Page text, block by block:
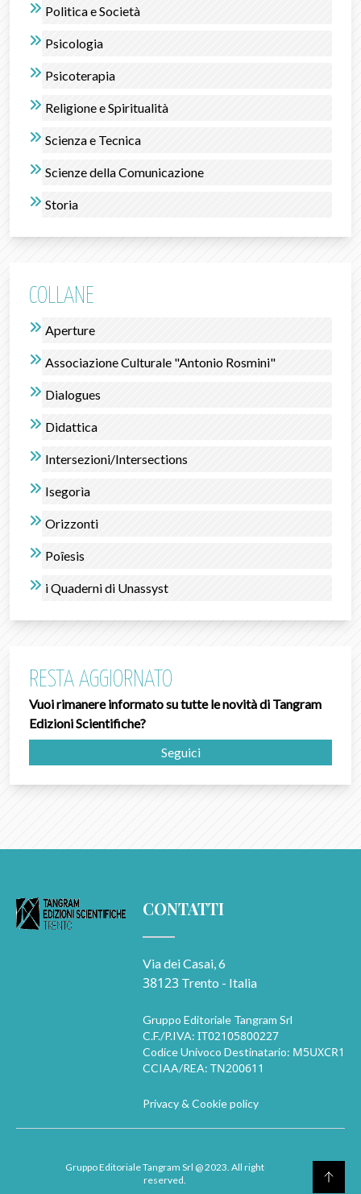
Politica e Società
Psicologia
Psicoterapia
Religione e Spiritualità
Scienza e Tecnica
Scienze della Comunicazione
Storia
COLLANE
Aperture
Associazione Culturale "Antonio Rosmini"
Dialogues
Didattica
Intersezioni/Intersections
Isegorìa
Orizzonti
Poîesis
i Quaderni di Unassyst
RESTA AGGIORNATO
Vuoi rimanere informato su tutte le novità di Tangram
Edizioni Scientifiche?
Seguici
CONTATTI
Via dei Casai, 6
38123 Trento - Italia
Gruppo Editoriale Tangram Srl
C.F./P.IVA: IT02105800227
Codice Univoco Destinatario: M5UXCR1
CCIAA/REA: TN200611
Privacy & Cookie policy
Gruppo Editoriale Tangram Srl @ 2023. All right
reserved.